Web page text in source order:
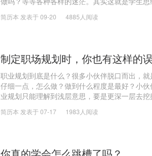
校了。公司来雇佣我们，
简历本 发表于 09-20 4885人阅读
制定职场规划时，你也有这样的
职业规划到底是什么？很多小伙伴脱口而出，
仔细一点，怎么做？做到什么程度是最好？小
业规划只能理解到浅层意思，要是更深一层去
售的工作可以改变
简历本 发表于 07-17 1983人阅读